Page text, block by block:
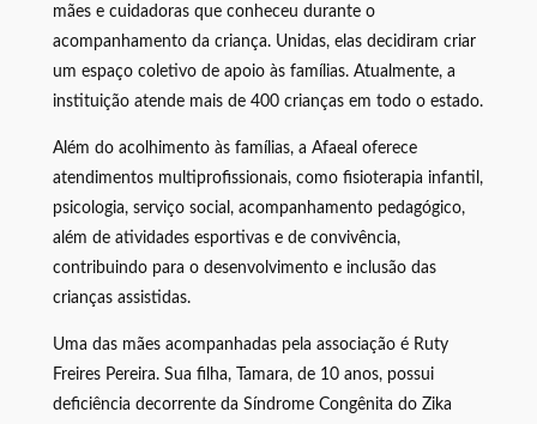
mães e cuidadoras que conheceu durante o
acompanhamento da criança. Unidas, elas decidiram criar
um espaço coletivo de apoio às famílias. Atualmente, a
instituição atende mais de 400 crianças em todo o estado.
Além do acolhimento às famílias, a Afaeal oferece
atendimentos multiprofissionais, como fisioterapia infantil,
psicologia, serviço social, acompanhamento pedagógico,
além de atividades esportivas e de convivência,
contribuindo para o desenvolvimento e inclusão das
crianças assistidas.
Uma das mães acompanhadas pela associação é Ruty
Freires Pereira. Sua filha, Tamara, de 10 anos, possui
deficiência decorrente da Síndrome Congênita do Zika